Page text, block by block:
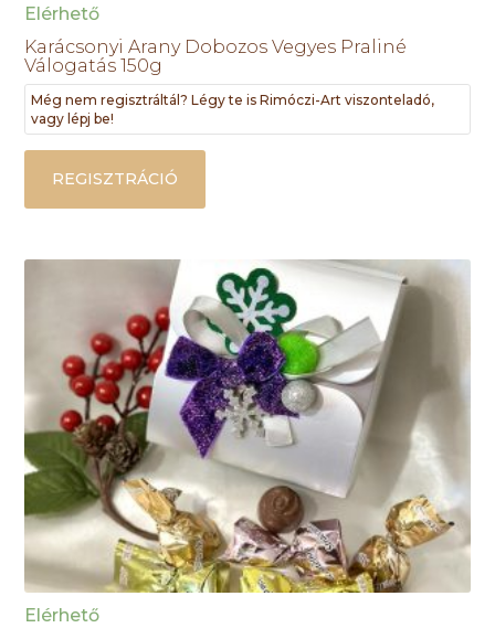
Elérhető
Karácsonyi Arany Dobozos Vegyes Praliné
Válogatás 150g
Még nem regisztráltál? Légy te is Rimóczi-Art viszonteladó,
vagy lépj be!
REGISZTRÁCIÓ
Elérhető